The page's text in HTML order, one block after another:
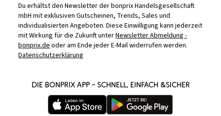
Du erhältst den Newsletter der bonprix Handelsgesellschaft
mbH mit exklusiven Gutscheinen, Trends, Sales und
individualisierten Angeboten. Diese Einwilligung kann jederzeit
mit Wirkung für die Zukunft unterNewsletter Abmeldung -
bonprix.deoder am Ende jeder E-Mail widerrufen werden.
Datenschutzerklärung
DIE BONPRIX APP – SCHNELL, EINFACH &SICHER